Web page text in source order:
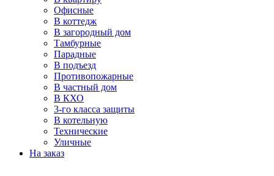
Офисные
В коттедж
В загородный дом
Тамбурные
Парадные
В подъезд
Противопожарные
В частный дом
В КХО
3-го класса защиты
В котельную
Технические
Уличные
На заказ